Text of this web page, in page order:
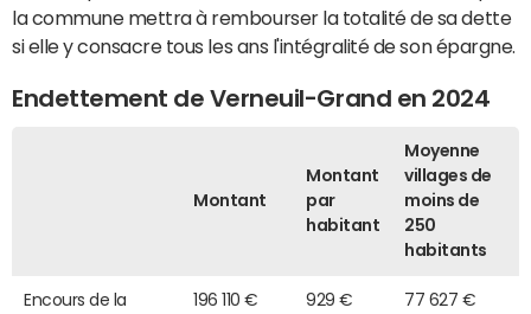
la commune mettra à rembourser la totalité de sa dette
si elle y consacre tous les ans l'intégralité de son épargne.
Endettement de Verneuil-Grand en 2024
Montant
Montant
par
habitant
Moyenne
villages de
moins de
250
habitants
Encours de la
196 110 € 929 € 77 627 €